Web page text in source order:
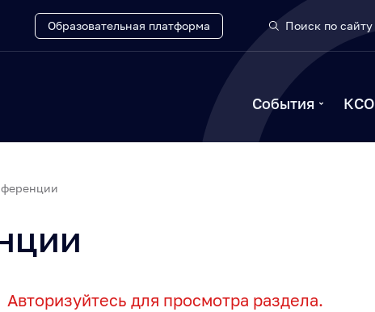
Образовательная платформа Поиск по сайту
События КСО
Авторизуйтесь для просмотра раздела.